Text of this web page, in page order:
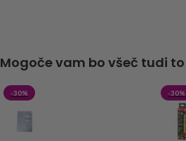
Mogoče vam bo všeč tudi to
-30% -30%